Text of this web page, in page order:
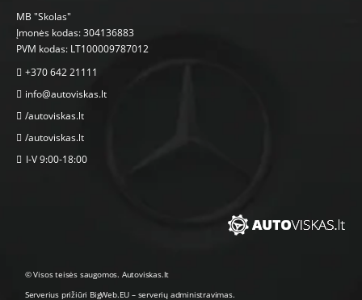
MB "Skolas"
Įmonės kodas: 304136883
PVM kodas: LT100009787012
+370 642 21111
info@autoviskas.lt
/autoviskas.lt
/autoviskas.lt
I-V 9:00-18:00
© Visos teisės saugomos. Autoviskas.lt
Serverius prižiūri BigWeb.EU – serverių administravimas.